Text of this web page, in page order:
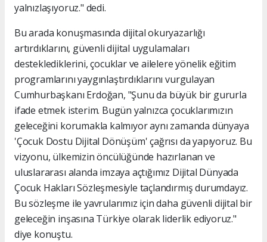
yalnızlaşıyoruz." dedi.
Bu arada konuşmasında dijital okuryazarlığı
artırdıklarını, güvenli dijital uygulamaları
desteklediklerini, çocuklar ve ailelere yönelik eğitim
programlarını yaygınlaştırdıklarını vurgulayan
Cumhurbaşkanı Erdoğan, "Şunu da büyük bir gururla
ifade etmek isterim. Bugün yalnızca çocuklarımızın
geleceğini korumakla kalmıyor aynı zamanda dünyaya
'Çocuk Dostu Dijital Dönüşüm' çağrısı da yapıyoruz. Bu
vizyonu, ülkemizin öncülüğünde hazırlanan ve
uluslararası alanda imzaya açtığımız Dijital Dünyada
Çocuk Hakları Sözleşmesiyle taçlandırmış durumdayız.
Bu sözleşme ile yavrularımız için daha güvenli dijital bir
geleceğin inşasına Türkiye olarak liderlik ediyoruz."
diye konuştu.